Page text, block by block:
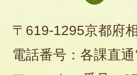
役
場
〒619-1295京都府
電話番号：各課直